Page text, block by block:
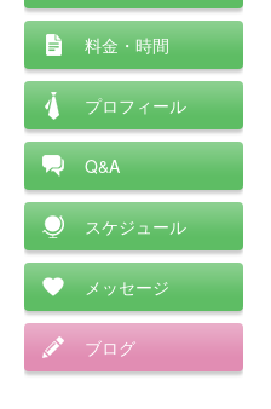
料金・時間
プロフィール
Q&A
スケジュール
メッセージ
ブログ